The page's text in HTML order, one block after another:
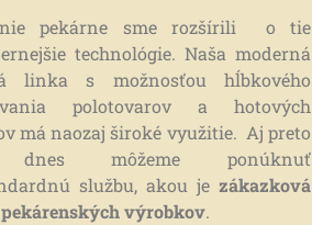
pekárne sme rozšírili o tie
technológie. Naša moderná
linka s možnosťou hĺbkového
polotovarov a hotových
má naozaj široké využitie. Aj preto
môžeme ponúknuť
službu, akou je zákazková
výrobkov.